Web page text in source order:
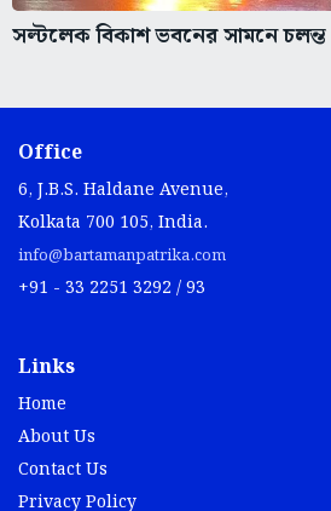
সল্টলেক বিকাশ ভবনের সামনে
Office
6, J.B.S. Haldane Avenue,
Kolkata 700 105, India.
info@bartamanpatrika.com
+91 - 33 2251 3292 / 93
Links
Home
About Us
Contact Us
Privacy Policy